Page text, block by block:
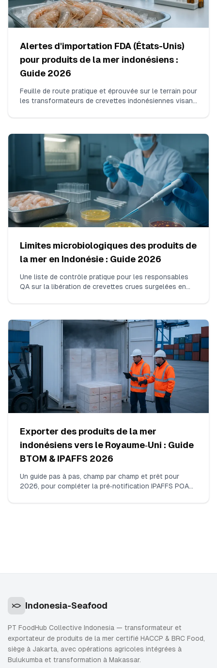
Alertes d'importation FDA (États-Unis)
pour produits de la mer indonésiens :
Guide 2026
Feuille de route pratique et éprouvée sur le terrain pour
les transformateurs de crevettes indonésiennes visant
d'envois consécutifs non-violatifs, l'assemblage du
dossier de preuves et la communication avec la FDA.
Limites microbiologiques des produits de
la mer en Indonésie : Guide 2026
Une liste de contrôle pratique pour les responsables
QA sur la libération de crevettes crues surgelées en
d’échantillons par lot, interprétation des résultats
limites et éléments obligatoires sur le COA.
Exporter des produits de la mer
indonésiens vers le Royaume‑Uni : Guide
BTOM & IPAFFS 2026
Un guide pas à pas, champ par champ et prêt pour
2026, pour compléter la pré‑notification IPAFFS POAO
Indonesia-Seafood
PT FoodHub Collective Indonesia — transformateur et
exportateur de produits de la mer certifié HACCP & BRC Food,
siège à Jakarta, avec opérations agricoles intégrées à
Bulukumba et transformation à Makassar.